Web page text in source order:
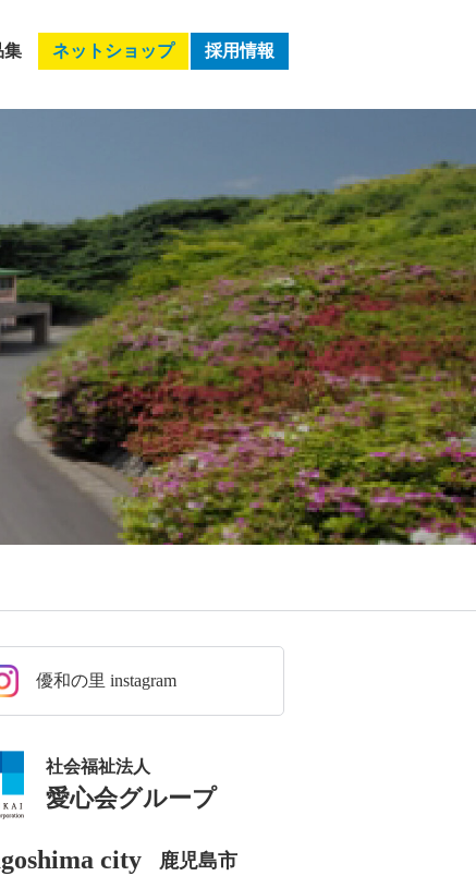
集 ネットショップ 採用情報
優和の里 instagram
社会福祉法人
愛心会グループ
city 鹿児島市